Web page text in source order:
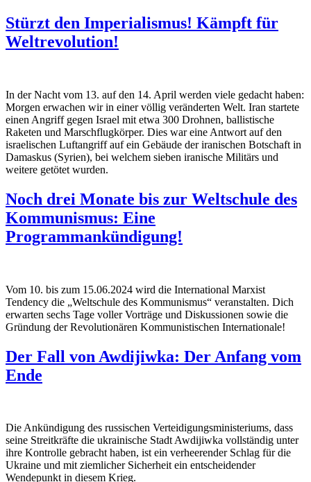
Stürzt den Imperialismus! Kämpft für
Weltrevolution!
In der Nacht vom 13. auf den 14. April werden viele gedacht haben:
Morgen erwachen wir in einer völlig veränderten Welt. Iran startete
einen Angriff gegen Israel mit etwa 300 Drohnen, ballistische
Raketen und Marschflugkörper. Dies war eine Antwort auf den
israelischen Luftangriff auf ein Gebäude der iranischen Botschaft in
Damaskus (Syrien), bei welchem sieben iranische Militärs und
weitere getötet wurden.
Noch drei Monate bis zur Weltschule des
Kommunismus: Eine
Programmankündigung!
Vom 10. bis zum 15.06.2024 wird die International Marxist
Tendency die „Weltschule des Kommunismus“ veranstalten. Dich
erwarten sechs Tage voller Vorträge und Diskussionen sowie die
Gründung der Revolutionären Kommunistischen Internationale!
Der Fall von Awdijiwka: Der Anfang vom
Ende
Die Ankündigung des russischen Verteidigungsministeriums, dass
seine Streitkräfte die ukrainische Stadt Awdijiwka vollständig unter
ihre Kontrolle gebracht haben, ist ein verheerender Schlag für die
Ukraine und mit ziemlicher Sicherheit ein entscheidender
Wendepunkt in diesem Krieg.